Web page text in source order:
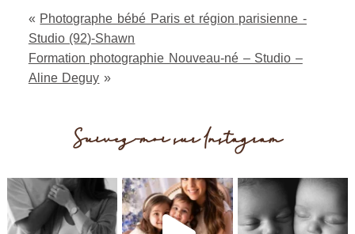
« Photographe bébé Paris et région parisienne -
Studio (92)-Shawn
Formation photographie Nouveau-né – Studio –
Aline Deguy »
Suivez-moi sur Instagram